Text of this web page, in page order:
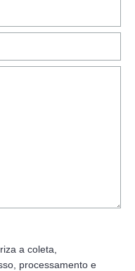
a coleta,
processamento e